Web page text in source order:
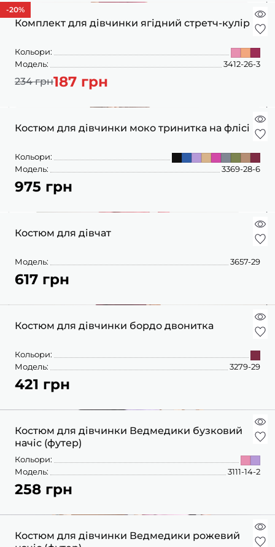
-20%
Комплект для дівчинки ягідний стретч-кулір
Кольори:
Модель:
3412-26-3
234 грн187 грн
Костюм для дівчинки моко тринитка на флісі
Кольори:
Модель:
3369-28-6
975 грн
Костюм для дівчат
Модель: 3657-29
617 грн
Костюм для дівчинки бордо двонитка
Кольори:
Модель:
3279-29
421 грн
Костюм для дівчинки Ведмедики бузковий
начіс (футер)
Кольори:
Модель:
3111-14-2
258 грн
Костюм для дівчинки Ведмедики рожевий